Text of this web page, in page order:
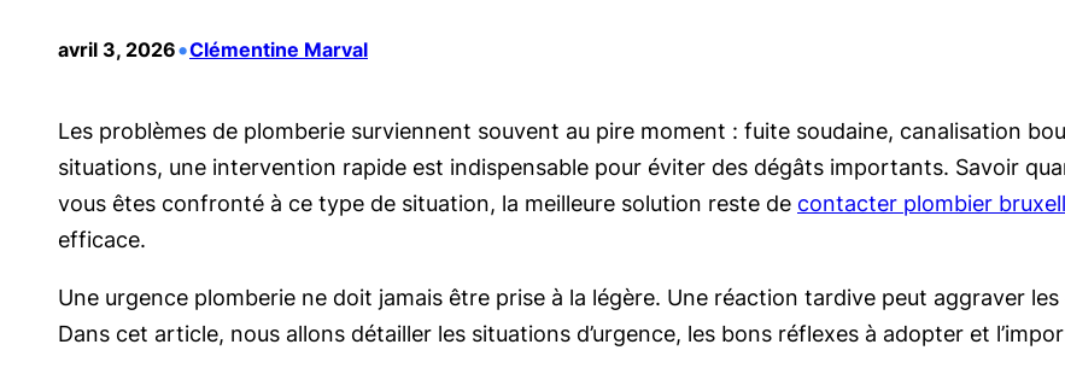
avril 3, 2026•Clémentine Marval
Les problèmes de plomberie surviennent souvent au pire moment : fuite soudaine, canalisation
situations, une intervention rapide est indispensable pour éviter des dégâts importants. Savoir
vous êtes confronté à ce type de situation, la meilleure solution reste de contacter plombier
efficace.
Une urgence plomberie ne doit jamais être prise à la légère. Une réaction tardive peut aggraver
Dans cet article, nous allons détailler les situations d’urgence, les bons réflexes à adopter et